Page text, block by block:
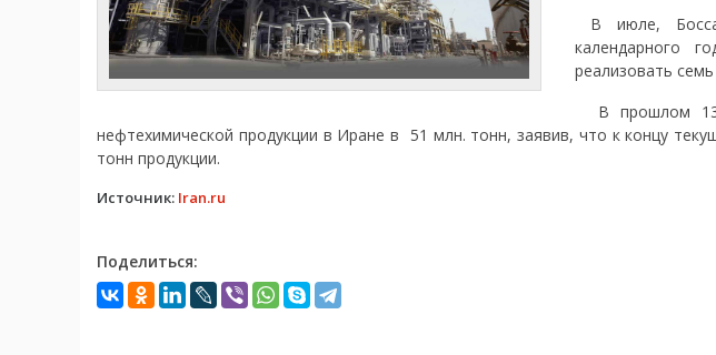
В июле,
календарного
реализовать
В прошлом
нефтехимической продукции в Иране в 51 млн. тонн, заявив, что к концу
тонн продукции.
Источник: Iran.ru
Поделиться: